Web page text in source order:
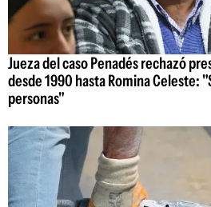
Jueza del caso Penadés rechazó
desde 1990 hasta Romina Celeste:
personas"